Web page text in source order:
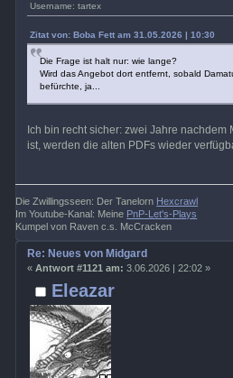
Username: tartex
Zitat von: Boba Fett am 31.05.2026 | 10:30
Die Frage ist halt nur: wie lange?
Wird das Angebot dort entfernt, sobald
befürchte, ja...
Ich bin recht sicher: zwei Jahre
ist, werden die alten PDFs wieder
Die Zwillingsseen: Der Tanelorn Hexcrawl
Im Youtube-Kanal: Meine PnP-Let's-Plays
Kumpel von Raven c.s. McCracken
Eleazar
Re: Neues von Midgard
« Antwort #1121 am: 3.06.2026 | 22:02 »